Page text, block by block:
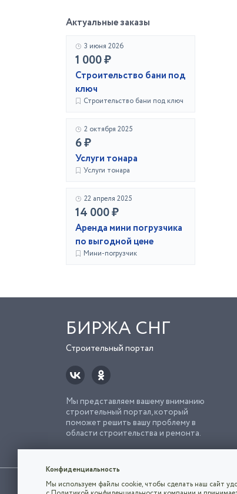
Актуальные заказы
3 июня 2026
1 000 ₽
Строительство бани под
ключ
Строительство бани под ключ
2 октября 2025
6 ₽
Услуги тонара
Услуги тонара
22 апреля 2025
14 000 ₽
Аренда мини погрузчика
по выгодной цене
Мини-погрузчик
БИРЖА СНГ
Строительный портал
Мы представляем вашему вниманию
строительный портал, который
поможет решить вашу проблему в
области строительства и ремонта.
Использование сайта, в том числе подача
владельца.
Конфиденциальность
Мы используем файлы cookie, чтобы сделать наш сайт